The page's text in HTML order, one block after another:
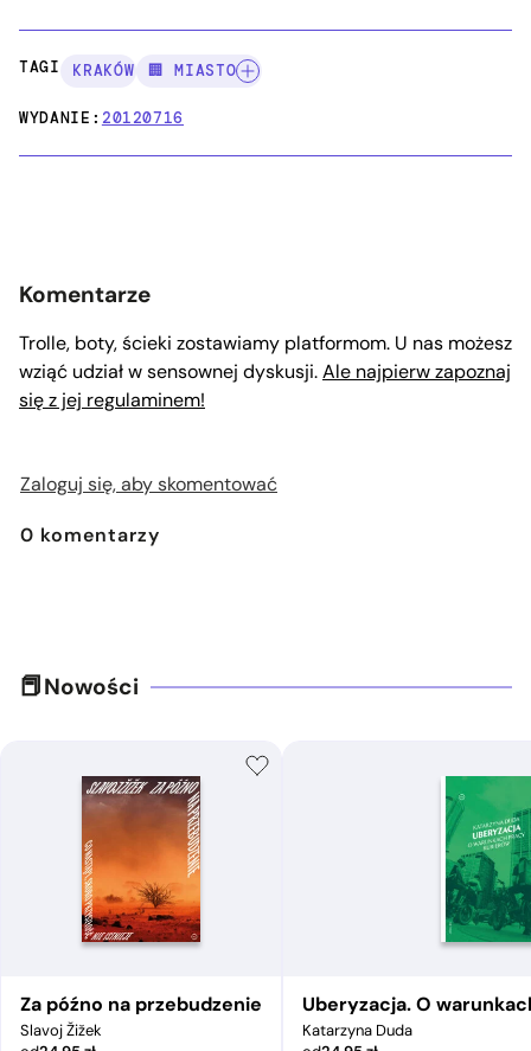
TAGI: KRAKÓW 🏢 MIASTO
WYDANIE:20120716
Komentarze
Trolle, boty, ścieki zostawiamy platformom. U nas możesz
wziąć udział w sensownej dyskusji.Ale najpierw zapoznaj
się z jej regulaminem!
Zaloguj się, aby skomentować
0 komentarzy
Nowości
Za późno na przebudzenie
Slavoj Žižek
Uberyzacja. O
Katarzyna Duda